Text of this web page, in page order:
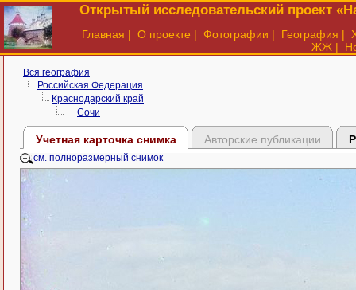
Открытый исследовательский проект
Главная | О проекте | Фотографии | География |
ЖЖ |
Вся география
Российская Федерация
Краснодарский край
Сочи
Учетная карточка снимка Авторские публикации
см. полноразмерный снимок